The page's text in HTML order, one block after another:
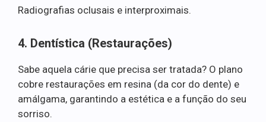
Radiografias oclusais e interproximais.
4. Dentística (Restaurações)
Sabe aquela cárie que precisa ser tratada? O plano
cobre restaurações em resina (da cor do dente) e
amálgama, garantindo a estética e a função do seu
sorriso.